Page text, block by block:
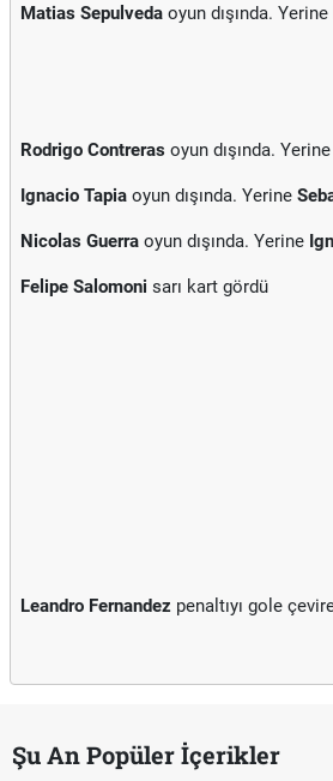
Matias Sepulveda oyun dışında. Yerine
Rodrigo Contreras oyun dışında. Yerine
Ignacio Tapia oyun dışında. Yerine
Nicolas Guerra oyun dışında. Yerine
Felipe Salomoni sarı kart gördü
Leandro Fernandez penaltıyı gole
Şu An Popüler İçerikler